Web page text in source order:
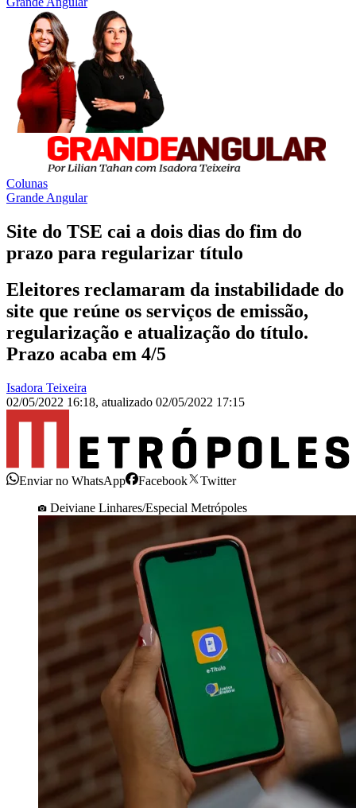
Colunas
Grande Angular
Site do TSE cai a dois dias do fim do
prazo para regularizar título
Eleitores reclamaram da instabilidade do
site que reúne os serviços de emissão,
regularização e atualização do título.
Prazo acaba em 4/5
Isadora Teixeira
02/05/2022 16:18, atualizado 02/05/2022 17:15
Enviar no WhatsApp Facebook
Twitter
Deiviane Linhares/Especial Metrópoles